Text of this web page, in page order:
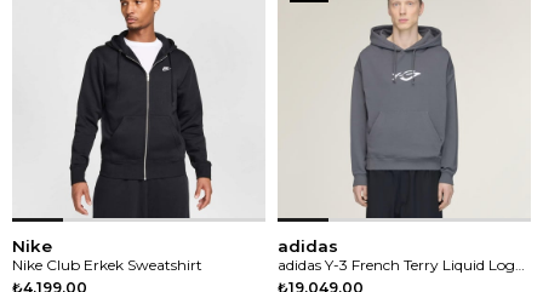
Nike
Nike Club Erkek Sweatshirt
₺4.199,00
adidas
₺19.049,00